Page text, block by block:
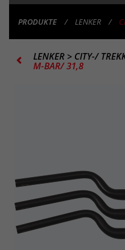
PRODUKTE LENKER
LENKER > CITY-/
M-BAR/ 31,8